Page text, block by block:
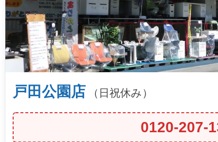
戸田公園店 （日祝休み）
0120-207-